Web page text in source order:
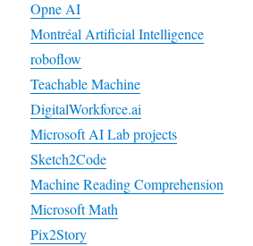
Opne AI
Montréal Artificial Intelligence
roboflow
Teachable Machine
DigitalWorkforce.ai
Microsoft AI Lab projects
Sketch2Code
Machine Reading Comprehension
Microsoft Math
Pix2Story